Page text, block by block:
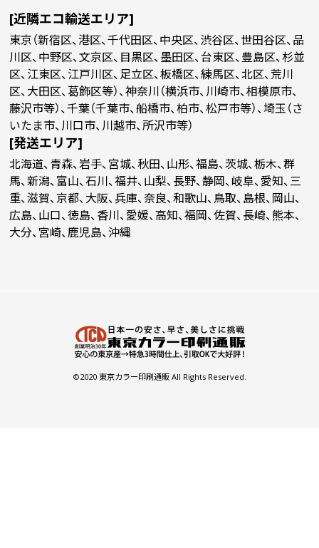
[近隣エコ輸送エリア]
東京（新宿区、港区、千代田区、中央区、渋谷区、世田谷区、品
川区、中野区、文京区、目黒区、墨田区、台東区、豊島区、杉並
区、江東区、江戸川区、足立区、板橋区、練馬区、北区、荒川
区、大田区、葛飾区等）、神奈川（横浜市、川崎市、相模原市、
藤沢市等）、千葉（千葉市、船橋市、柏市、松戸市等）、埼玉（さ
いたま市、川口市、川越市、所沢市等）
[発送エリア]
北海道、青森、岩手、宮城、秋田、山形、福島、茨城、栃木、群
馬、新潟、富山、石川、福井、山梨、長野、静岡、岐阜、愛知、三
重、滋賀、京都、大阪、兵庫、奈良、和歌山、鳥取、島根、岡山、
広島、山口、徳島、香川、愛媛、高知、福岡、佐賀、長崎、熊本、
大分、宮崎、鹿児島、沖縄
©2020 東京カラー印刷通販 All Rights Reserved.